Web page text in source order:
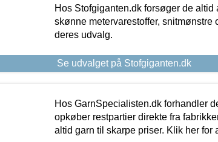
Hos Stofgiganten.dk forsøger de altid
skønne metervarestoffer, snitmønstre
deres udvalg.
Se udvalget på Stofgiganten.dk
Hos GarnSpecialisten.dk forhandler
opkøber restpartier direkte fra
altid garn til skarpe priser. Klik her for